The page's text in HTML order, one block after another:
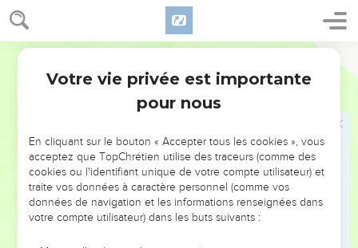
2 Samuel 15
tout le peuple qui était avec lui montait, chacun ayant sa tête
couverte, et en montant ils pleuraient.
Et on rapporta à David, en disant : Akhitophel est parmi les
conjurés avec Absalom. Et David dit : Éternel ! je te prie,
rends vain le conseil d'Akhitophel.
Et David, étant parvenu au sommet où il se prosterna
devant Dieu, il arriva que voici, Hushaï, l'Arkite, vint au-
devant de lui, sa tunique déchirée et de la terre sur sa tête.
Et David lui dit : Si tu passes avec moi, tu me seras à
charge.
Mais si tu retournes à la ville, et que tu dises à Absalom : O
Votre vie privée est importante
pour nous
En cliquant sur le bouton « Accepter tous les cookies », vous
acceptez que TopChrétien utilise des traceurs (comme des
cookies ou l'identifiant unique de votre compte utilisateur) et
traite vos données à caractère personnel (comme vos
données de navigation et les informations renseignées dans
votre compte utilisateur) dans les buts suivants :